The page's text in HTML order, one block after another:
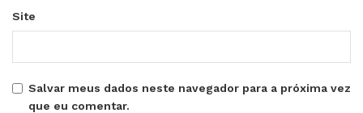
Site
Salvar meus dados neste navegador para a próxima vez
que eu comentar.